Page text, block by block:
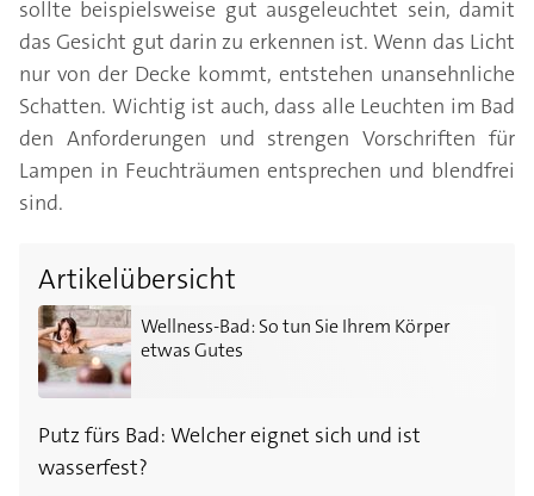
sollte beispielsweise gut ausgeleuchtet sein, damit
das Gesicht gut darin zu erkennen ist. Wenn das Licht
nur von der Decke kommt, entstehen unansehnliche
Schatten. Wichtig ist auch, dass alle Leuchten im Bad
den Anforderungen und strengen Vorschriften für
Lampen in Feuchträumen entsprechen und blendfrei
sind.
Artikelübersicht
Wellness-Bad: So tun Sie Ihrem Körper
etwas Gutes
Wellness-Bad: So tun Sie Ihrem Körper etwas Gutes
Putz fürs Bad: Welcher eignet sich und ist
wasserfest?